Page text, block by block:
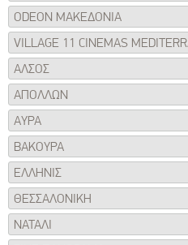
ODEON ΜΑΚΕΔΟΝΙΑ
VILLAGE 11 CINEMAS
ΑΛΣΟΣ
ΑΠΟΛΛΩΝ
ΑΥΡΑ
ΒΑΚΟΥΡΑ
ΕΛΛΗΝΙΣ
ΘΕΣΣΑΛΟΝΙΚΗ
ΝΑΤΑΛΙ